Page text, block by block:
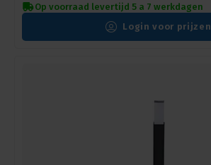
Op voorraad levertijd 5 a 7 werkdagen
Login voor prijzen